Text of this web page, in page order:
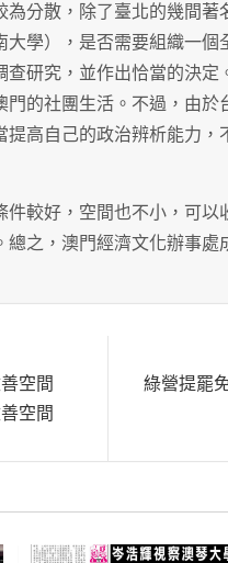
分散，除了臺北的幾間著
學），是否需要組織一
研究，並作出恰當的決定
的社團生活。不過，由於
高自己的政治辨析能力
較好，空間也不小，可
之，澳門經濟文化辦事處
空間
空間
綠營提罷